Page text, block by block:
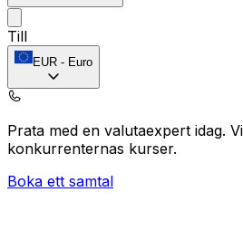
Till
EUR - Euro
Prata med en valutaexpert idag.
konkurrenternas kurser.
Boka ett samtal